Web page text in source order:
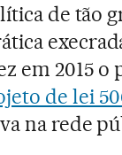
de tão
em 2015 o
de lei
na rede